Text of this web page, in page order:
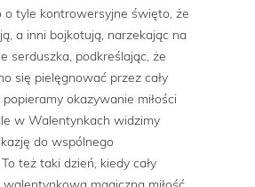
tyle kontrowersyjne święto, że
a inni bojkotują, narzekając na
serduszka, podkreślając, że
się pielęgnować przez cały
okazywanie miłości
w Walentynkach widzimy
do wspólnego
też taki dzień, kiedy cały